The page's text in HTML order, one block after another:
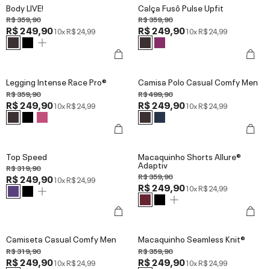
Body LIVE!
R$ 359,90
R$ 249,9010xR$ 24,99
Calça Fusô Pulse Upfit
R$ 359,90
R$ 249,9010xR$ 24,99
Legging Intense Race Pro®
R$ 359,90
R$ 249,9010xR$ 24,99
Camisa Polo Casual Comfy Men
R$ 499,90
R$ 249,9010xR$ 24,99
Top Speed
R$ 319,90
R$ 249,9010xR$ 24,99
Macaquinho Shorts Allure®
Adaptiv
R$ 359,90
R$ 249,9010xR$ 24,99
Camiseta Casual Comfy Men
R$ 319,90
R$ 249,9010xR$ 24,99
Macaquinho Seamless Knit®
R$ 359,90
R$ 249,9010xR$ 24,99